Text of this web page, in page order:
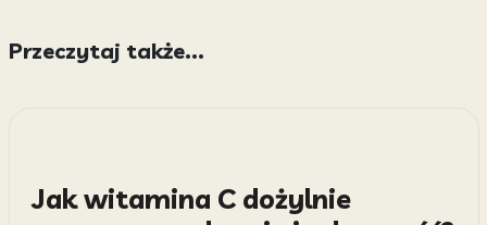
Przeczytaj także...
Jak witamina C dożylnie